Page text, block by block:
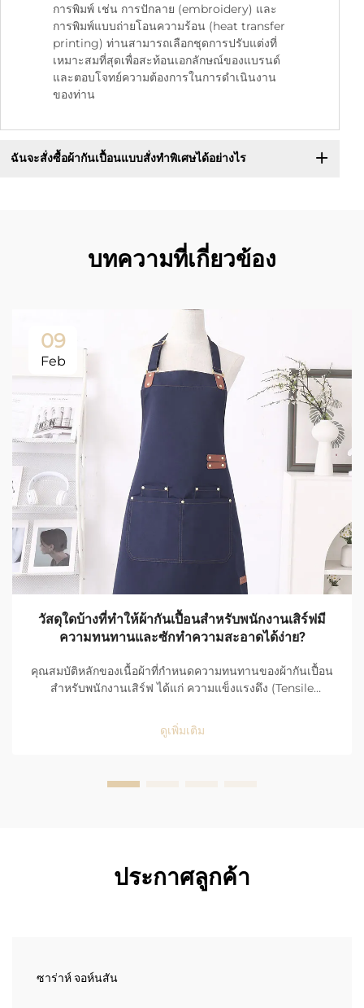
การพิมพ์ เช่น การปักลาย (embroidery) และ
การพิมพ์แบบถ่ายโอนความร้อน (heat transfer
printing) ท่านสามารถเลือกชุดการปรับแต่งที่
เหมาะสมที่สุดเพื่อสะท้อนเอกลักษณ์ของแบรนด์
และตอบโจทย์ความต้องการในการดำเนินงาน
ของท่าน
ฉันจะสั่งซื้อผ้ากันเปื้อนแบบสั่งทำพิเศษได้อย่างไร
บทความที่เกี่ยวข้อง
09
Feb
วัสดุใดบ้างที่ทำให้ผ้ากันเปื้อนสำหรับพนักงานเสิร์ฟมี
ความทนทานและซักทำความสะอาดได้ง่าย?
คุณสมบัติหลักของเนื้อผ้าที่กำหนดความทนทานของผ้ากันเปื้อน
สำหรับพนักงานเสิร์ฟ ได้แก่ ความแข็งแรงดึง (Tensile
Resistance) และการใช้งานในพื้นที่ที่มีผู้คนหนาแน่นสูงใน
ร้านอาหาร ผ้ากันเปื้อนของพนักงานเสิร์ฟต้องเผชิญกับการใช้
ดูเพิ่มเติม
ประกาศลูกค้า
ซาร่าห์ จอห์นสัน